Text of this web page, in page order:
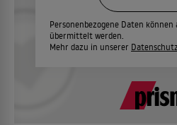
Personenbezogene Daten
übermittelt werden.
Mehr dazu in unserer